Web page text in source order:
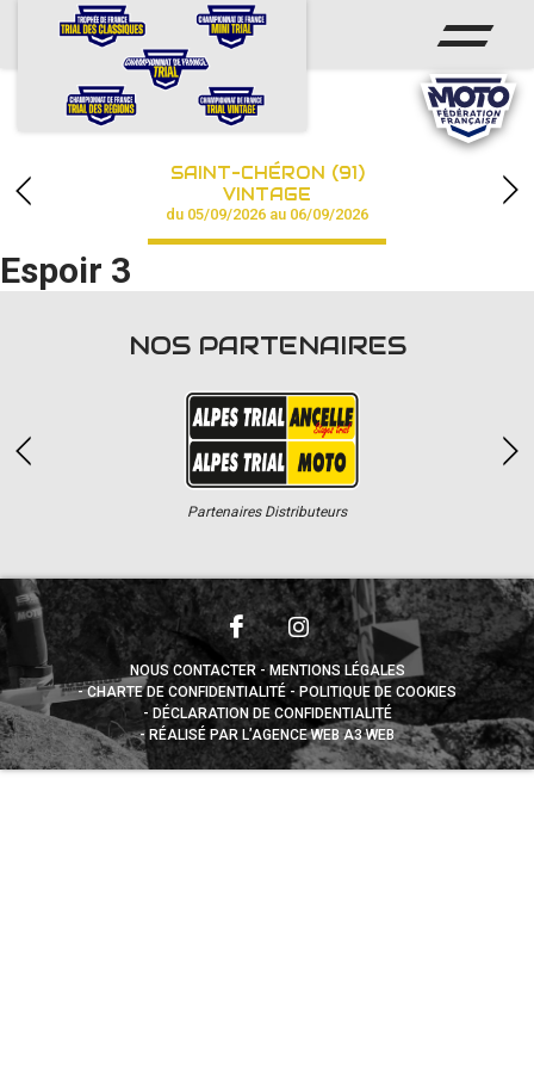
ACCUEIL
CALENDRIER
CHAMPIONNAT
RÉSULTATS
PHOTOS / VIDÉOS
PARTENAIRES
SAINT-CHÉRON (91)
VINTAGE
du 05/09/2026 au 06/09/2026
Espoir 3
NOS PARTENAIRES
Partenaires Distributeurs
NOUS CONTACTER
MENTIONS LÉGALES
CHARTE DE CONFIDENTIALITÉ
POLITIQUE DE COOKIES
DÉCLARATION DE CONFIDENTIALITÉ
RÉALISÉ PAR L’AGENCE WEB A3 WEB